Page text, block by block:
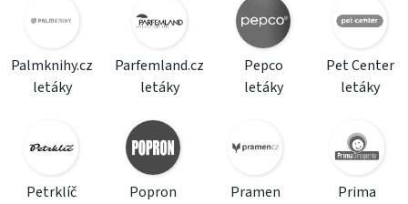
Palmknihy.cz
letáky
Parfemland.cz
letáky
Pepco
letáky
Pet Center
letáky
Petrklíč
Popron
Pramen
Prima